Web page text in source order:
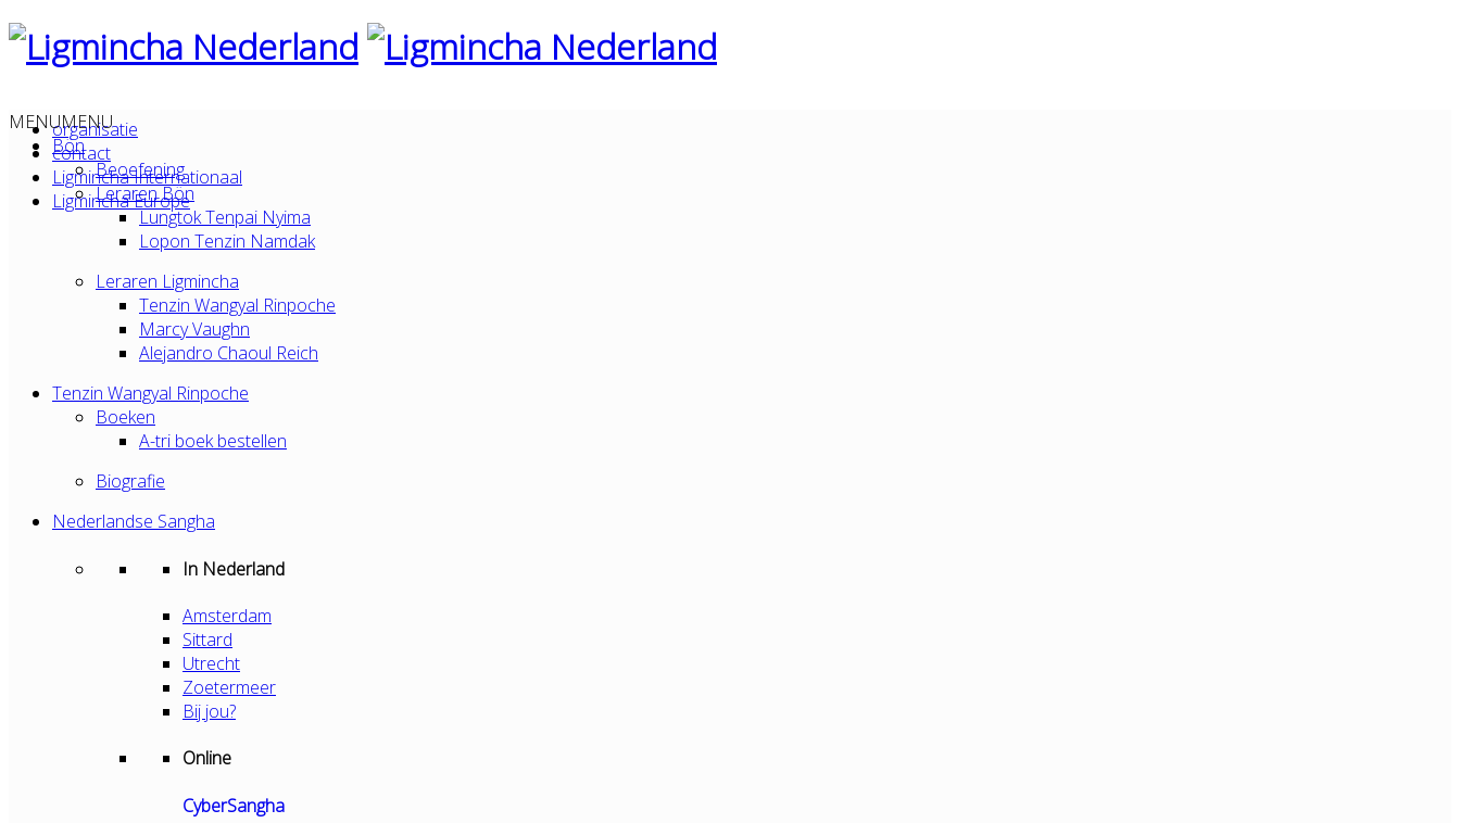
organisatie
contact
Ligmincha Internationaal
Ligmincha Europe
MENUMENU
Bön
Beoefening
Leraren Bön
Lungtok Tenpai Nyima
Lopon Tenzin Namdak
Leraren Ligmincha
Tenzin Wangyal Rinpoche
Marcy Vaughn
Alejandro Chaoul Reich
Tenzin Wangyal Rinpoche
Boeken
A-tri boek bestellen
Biografie
Nederlandse Sangha
In Nederland
Amsterdam
Sittard
Utrecht
Zoetermeer
Bij jou?
Online
CyberSangha